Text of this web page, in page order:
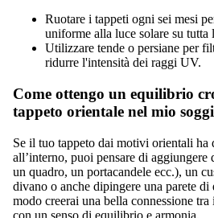
Ruotare i tappeti ogni sei mesi
uniforme alla luce solare su tutta
Utilizzare tende o persiane per
ridurre l'intensità dei raggi UV.
Come ottengo un equilibrio
tappeto orientale nel mio
Se il tuo tappeto dai motivi orientali ha
all’interno, puoi pensare di aggiungere
un quadro, un portacandele ecc.), un
divano o anche dipingere una parete
modo creerai una bella connessione
con un senso di equilibrio e armonia.